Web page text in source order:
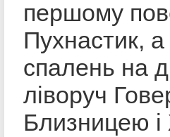
першому
Пухнастик,
спалень на
ліворуч
Близницею